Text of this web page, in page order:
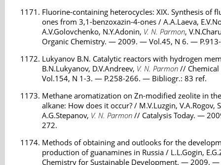
Fluorine-containing heterocycles: XIX. Synthesis of
ones from 3,1-benzoxazin-4-ones / A.A.Laeva,
A.V.Golovchenko, N.Y.Adonin, V. N. Parmon,
Organic Chemistry. — 2009. — Vol.45, N 6. —
Lukyanov B.N. Catalytic reactors with hydrogen
B.N.Lukyanov, D.V.Andreev, V. N. Parmon //
Vol.154, N 1-3. — P.258-266. — Bibliogr.: 83 ref.
Methane aromatization on Zn-modified zeolite in
alkane: How does it occur? / M.V.Luzgin, V.A.Rogov,
A.G.Stepanov, V. N. Parmon // Catalysis Today. —
272.
Methods of obtaining and outlooks for the
production of guanamines in Russia / L.L.Gogin,
Chemistry for Sustainable Development. — 2009.